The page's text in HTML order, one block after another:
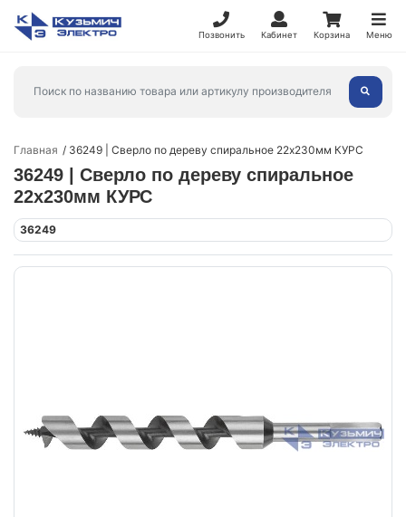
Позвонить Кабинет Корзина Меню
Главная 36249 | Сверло по дереву спиральное 22х230мм КУРС
36249 | Сверло по дереву спиральное
22х230мм КУРС
36249